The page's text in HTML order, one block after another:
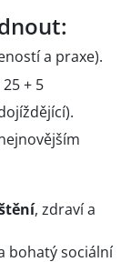
a praxe).
+ 5
, zdraví a
bohatý sociální